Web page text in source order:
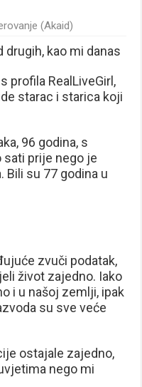
(Akaid)
kao mi danas
profila RealLiveGirl,
starac i starica koji
96 godina, s
sati prije nego je
Bili su 77 godina u
zvuči podatak,
život zajedno. Iako
i u našoj zemlji, ipak
su sve veće
ostajale zajedno,
nego mi